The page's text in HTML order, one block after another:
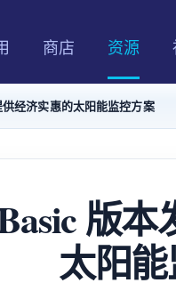
商店 资源
经济实惠的太阳能监控方案
版
太阳